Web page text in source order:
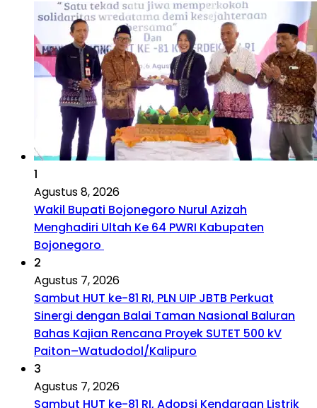
1
Agustus 8, 2026
Wakil Bupati Bojonegoro Nurul Azizah
Menghadiri Ultah Ke 64 PWRI Kabupaten
Bojonegoro
2
Agustus 7, 2026
Sambut HUT ke-81 RI, PLN UIP JBTB Perkuat
Sinergi dengan Balai Taman Nasional Baluran
Bahas Kajian Rencana Proyek SUTET 500 kV
Paiton–Watudodol/Kalipuro
3
Agustus 7, 2026
Sambut HUT ke-81 RI, Adopsi Kendaraan Listrik